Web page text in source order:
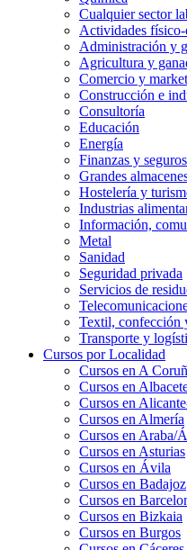
Cualquier sector
Actividades
Administración y
Agricultura y
Comercio y
Construcción e
Consultoría
Educación
Energía
Finanzas y seguros
Grandes
Hostelería y
Industrias
Información,
Metal
Sanidad
Seguridad privada
Servicios de
Textil, confección
Transporte y
Cursos por Localidad
Cursos en A
Cursos en
Cursos en
Cursos en Almería
Cursos en Araba/
Cursos en Asturias
Cursos en Ávila
Cursos en Badajoz
Cursos en
Cursos en Bizkaia
Cursos en Burgos